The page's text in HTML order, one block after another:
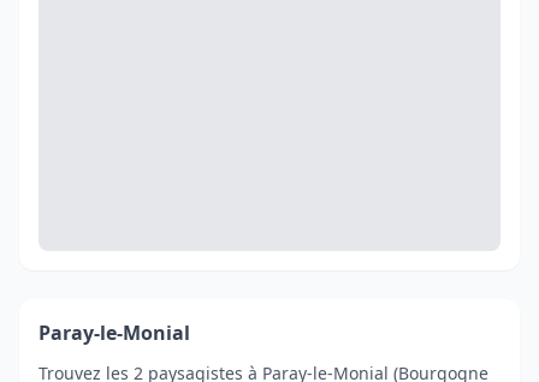
Paray-le-Monial
Trouvez les 2 paysagistes à Paray-le-Monial (Bourgogne